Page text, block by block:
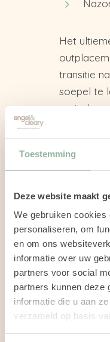
Toestemming
Deze website maakt
We gebruiken
personaliseren, om
en om ons
informatie over uw
partners voor social
partners kunnen deze
informatie die u aan
verzameld op basis
Het
transitie
soepel te
periode
Neem
BEL